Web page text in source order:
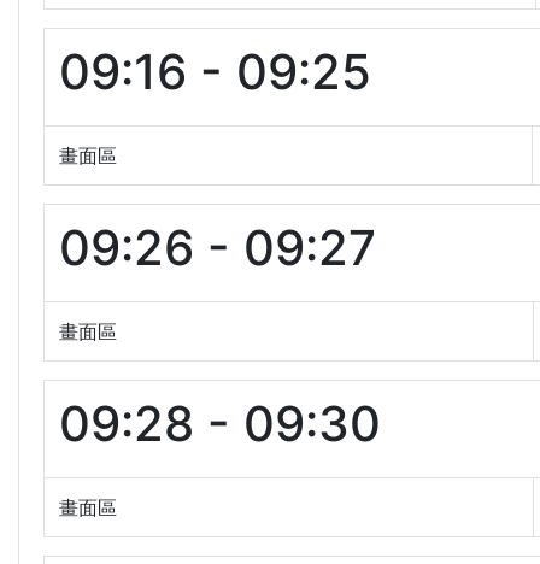
09:16 - 09:25
畫面區
09:26 - 09:27
畫面區
09:28 - 09:30
畫面區